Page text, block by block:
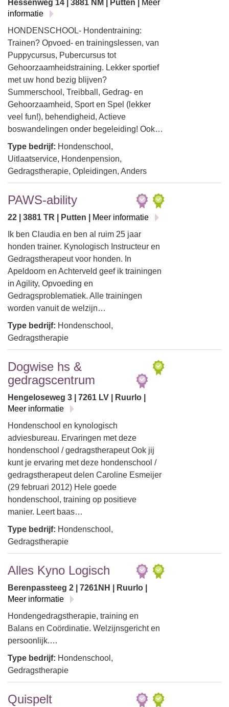
Hessenweg 14 | 3881 NM | Putten |
Meer
informatie
HONDENSCHOOL- Hondentraining:
Trainen? Opvoed- en trainingslessen, van
Puppycursus, Pubercursus tot
Gehoorzaamheidstraining. Lekker sportief
met uw hond bezig blijven?
Summerschool, Treibball, Gedrag- en
Gehoorzaamheid, Sport en Spel (lekker
veel fun!), behendigheid, Actieve
boswandelingen onder begeleiding! Ook…
Type bedrijf: Hondenschool,
Uitlaatservice, Hondenpension,
Gedragstherapie, Opleidingen, Anders
PAWS-ability
22 | 3881 TR | Putten |
Meer informatie
Ik ben Claudia en ben al ruim 25 jaar
honden trainer. Kynologisch Instructeur en
Gedragstherapeut voor honden. In
Apeldoorn en Achterveld geef ik trainingen
in Agility, Opvoeding en
Gedragsproblematiek. Alle trainingen
worden vanuit de welzijn…
Type bedrijf: Hondenschool,
Gedragstherapie
Dogwise hs &
gedragscentrum
Hengeloseweg 3 | 7261 LV | Ruurlo |
Meer informatie
Hondenschool en kynologisch
adviesbureau. Ervaringen met deze
hondenschool / gedragstherapeut Ook jij
kunt je ervaring met deze hondenschool /
gedragstherapeut delen Caroline Esmeijer
(29 februari 2012) Hele goede
hondenschool, training op positieve
manier. Leert baas…
Type bedrijf: Hondenschool,
Gedragstherapie
Alles Kyno Logisch
Berenpassteeg 2 | 7261NH | Ruurlo |
Meer informatie
Hondengedragstherapie, training en
Balans en Coördinatie. Welzijnsgericht en
persoonlijk.…
Type bedrijf: Hondenschool,
Gedragstherapie
Quispelt